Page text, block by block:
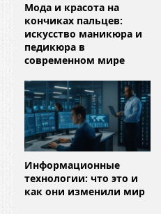
Мода и красота на
кончиках пальцев:
искусство маникюра и
педикюра в
современном мире
Информационные
технологии: что это и
как они изменили мир